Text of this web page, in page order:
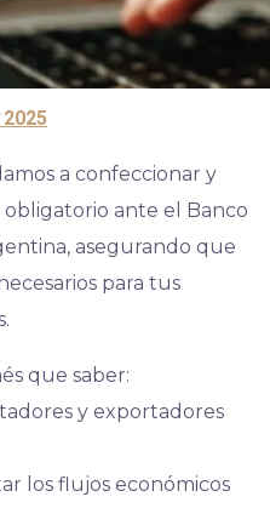
a confeccionar y
ante el Banco
asegurando que
para tus
que saber:
y exportadores
los flujos económicos